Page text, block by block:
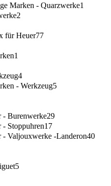
Marken - Quarzwerke1
2
für Heuer77
1
4
- Werkzeug5
- Burenwerke29
- Stoppuhren17
- Valjouxwerke -Landeron40
5